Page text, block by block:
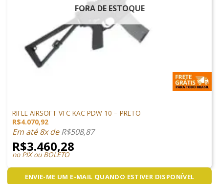
FORA DE ESTOQUE
RIFLE AIRSOFT VFC KAC PDW 10 – PRETO
R$4.070,92
Em até 8x deR$508,87
R$3.460,28
no PIX ou BOLETO
ENVIE-ME UM E-MAIL QUANDO ESTIVER DISPONÍVEL